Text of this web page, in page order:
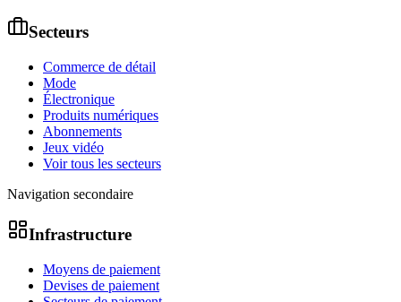
Secteurs
Commerce de détail
Mode
Électronique
Produits numériques
Abonnements
Jeux vidéo
Voir tous les secteurs
Navigation secondaire
Infrastructure
Moyens de paiement
Devises de paiement